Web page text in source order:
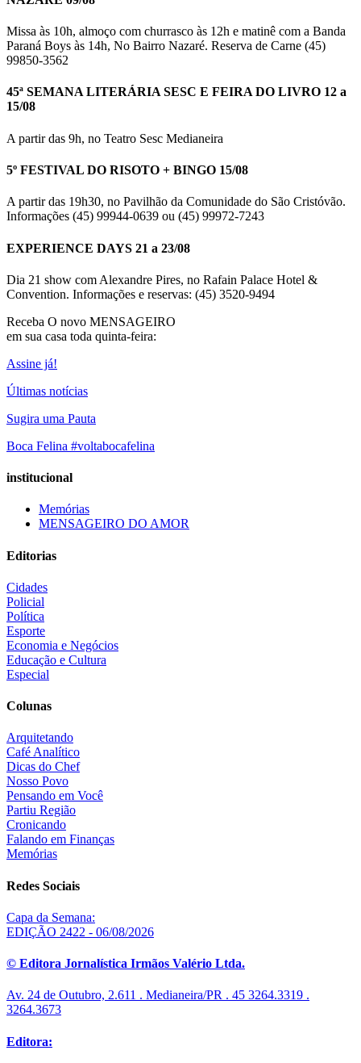
Missa às 10h, almoço com churrasco às 12h e matinê com a Banda
Paraná Boys às 14h, No Bairro Nazaré. Reserva de Carne (45)
99850-3562
45ª SEMANA LITERÁRIA SESC E FEIRA DO LIVRO 12 a
15/08
A partir das 9h, no Teatro Sesc Medianeira
5º FESTIVAL DO RISOTO + BINGO 15/08
A partir das 19h30, no Pavilhão da Comunidade do São Cristóvão.
Informações (45) 99944-0639 ou (45) 99972-7243
EXPERIENCE DAYS 21 a 23/08
Dia 21 show com Alexandre Pires, no Rafain Palace Hotel &
Convention. Informações e reservas: (45) 3520-9494
Receba O novo MENSAGEIRO
em sua casa toda quinta-feira:
Assine já!
Últimas notícias
Sugira uma Pauta
Boca Felina #voltabocafelina
institucional
Memórias
MENSAGEIRO DO AMOR
Editorias
Cidades
Policial
Política
Esporte
Economia e Negócios
Educação e Cultura
Especial
Colunas
Arquitetando
Café Analítico
Dicas do Chef
Nosso Povo
Pensando em Você
Partiu Região
Cronicando
Falando em Finanças
Memórias
Redes Sociais
Capa da Semana:
EDIÇÃO 2422 - 06/08/2026
© Editora Jornalística Irmãos Valério Ltda.
Av. 24 de Outubro, 2.611 . Medianeira/PR . 45 3264.3319 .
3264.3673
Editora: